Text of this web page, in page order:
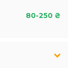
80-250 ₴